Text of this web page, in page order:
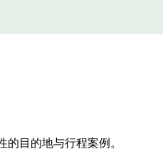
目的地与行程案例。